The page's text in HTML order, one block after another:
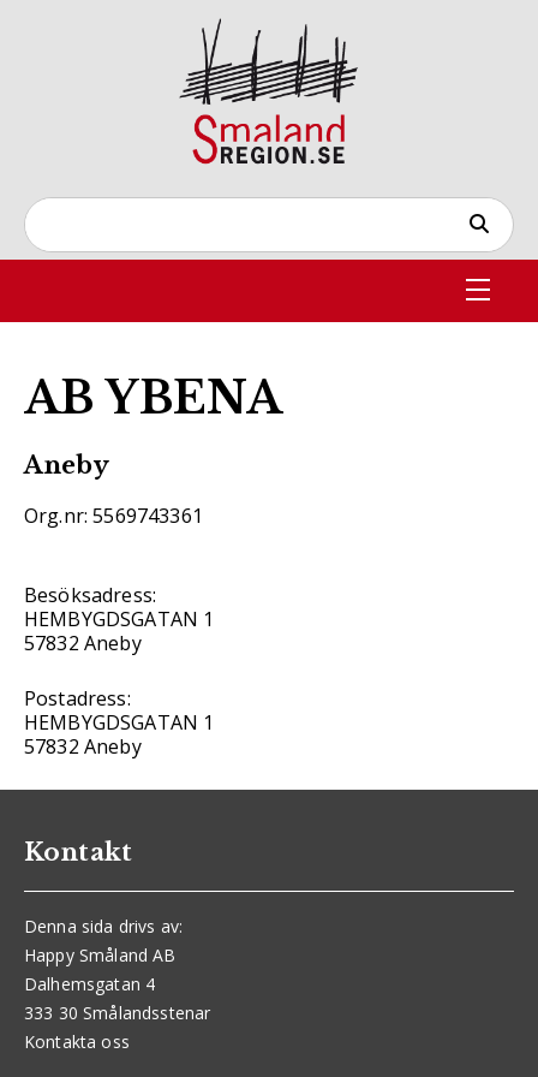
AB YBENA
Aneby
Org.nr: 5569743361
Besöksadress:
HEMBYGDSGATAN 1
57832 Aneby
Postadress:
HEMBYGDSGATAN 1
57832 Aneby
Kontakt
Denna sida drivs av:
Happy Småland AB
Dalhemsgatan 4
333 30 Smålandsstenar
Kontakta oss